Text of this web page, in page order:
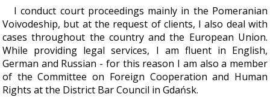
I conduct court proceedings mainly in the Pomeranian
Voivodeship, but at the request of clients, I also deal with
cases throughout the country and the European Union.
While providing legal services, I am fluent in English,
German and Russian - for this reason I am also a member
of the Committee on Foreign Cooperation and Human
Rights at the District Bar Council in Gdańsk.